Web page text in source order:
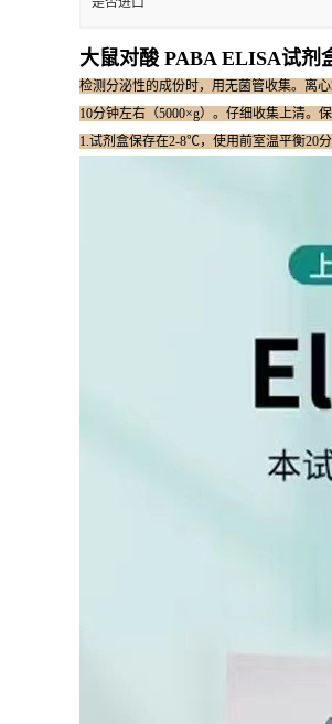
大鼠对酸 PABA ELISA试剂
检测分泌性的成份时，用无菌管收集。离
10分钟左右（5000×g）。仔细收集上清。
1.试剂盒保存在2-8℃，使用前室温平衡20